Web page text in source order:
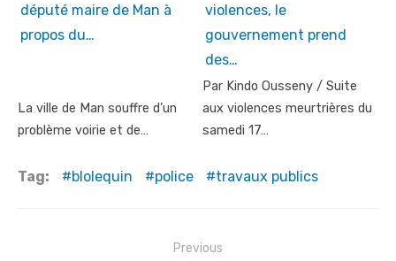
député maire de Man à
propos du…
La ville de Man souffre d’un
problème voirie et de…
violences, le
gouvernement prend
des…
Par Kindo Ousseny / Suite
aux violences meurtrières du
samedi 17…
Tag: blolequin police travaux publics
Previous